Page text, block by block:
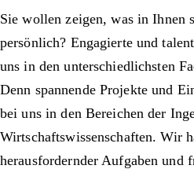
Sie wollen zeigen, was in Ihnen
persönlich? Engagierte und
uns in den unterschiedlichsten
Denn spannende Projekte und
bei uns in den Bereichen der
Wirtschaftswissenschaften. Wir
herausfordernder Aufgaben und